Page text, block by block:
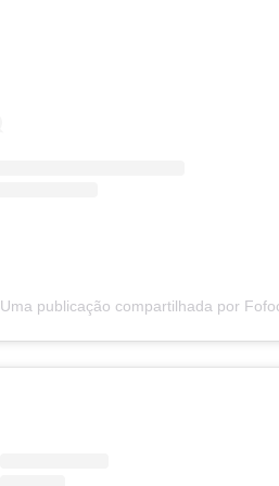
Uma publicação compartilhada por